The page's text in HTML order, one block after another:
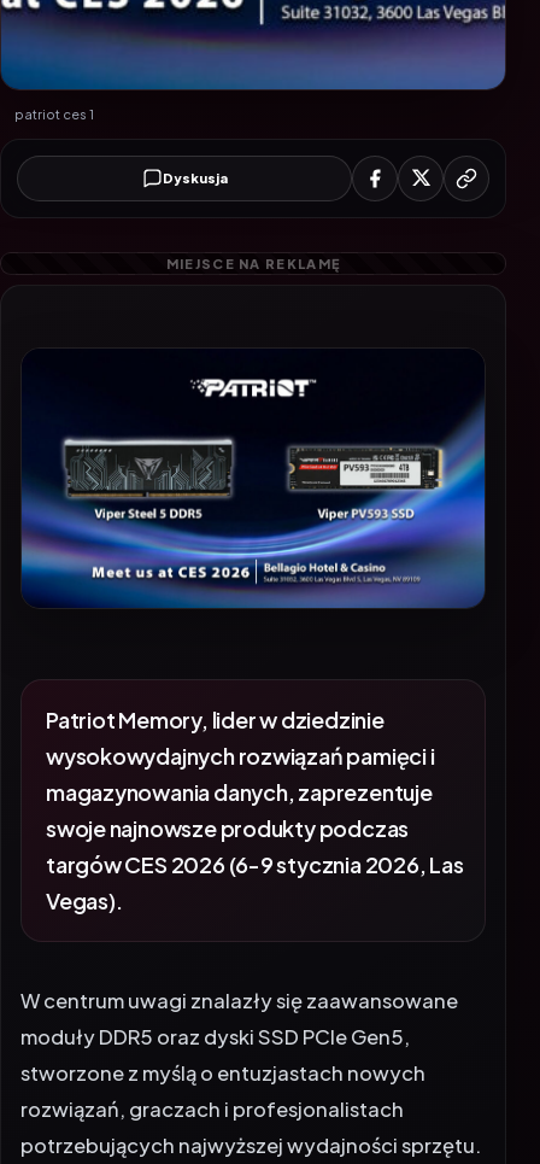
patriot ces 1
Dyskusja
wysokowydajnych rozwiązań pamięci i
magazynowania danych, zaprezentuje
swoje najnowsze produkty podczas
targów CES 2026 (6-9 stycznia 2026, Las
Vegas).
moduły DDR5 oraz dyski SSD PCIe Gen5,
stworzone z myślą o entuzjastach nowych
rozwiązań, graczach i profesjonalistach
potrzebujących najwyższej wydajności sprzętu.